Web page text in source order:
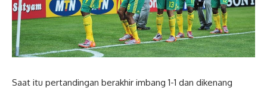
Saat itu pertandingan berakhir imbang 1-1 dan dikenang